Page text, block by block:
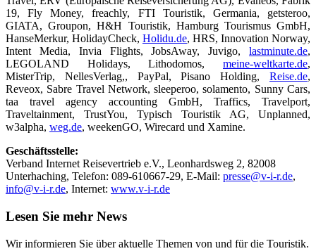
19, Fly Money, freachly, FTI Touristik, Germania, getsteroo,
GIATA, Groupon, H&H Touristik, Hamburg Tourismus GmbH,
HanseMerkur, HolidayCheck, Holidu.de, HRS, Innovation Norway,
Intent Media, Invia Flights, JobsAway, Juvigo, lastminute.de,
LEGOLAND Holidays, Lithodomos, meine-weltkarte.de,
MisterTrip, NellesVerlag,, PayPal, Pisano Holding, Reise.de,
Reveox, Sabre Travel Network, sleeperoo, solamento, Sunny Cars,
taa travel agency accounting GmbH, Traffics, Travelport,
Traveltainment, TrustYou, Typisch Touristik AG, Unplanned,
w3alpha, weg.de, weekenGO, Wirecard und Xamine.
Geschäftsstelle:
Verband Internet Reisevertrieb e.V., Leonhardsweg 2, 82008
Unterhaching, Telefon: 089-610667-29, E-Mail: presse@v-i-r.de,
info@v-i-r.de, Internet: www.v-i-r.de
Lesen Sie mehr News
Wir informieren Sie über aktuelle Themen von und für die Touristik.